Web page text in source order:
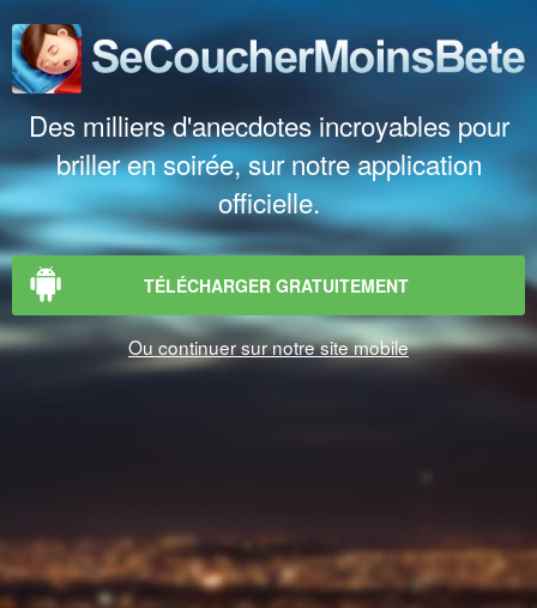
Des milliers d'anecdotes incroyables pour
briller en soirée, sur notre application
officielle.
TÉLÉCHARGER GRATUITEMENT
Ou continuer sur notre site mobile